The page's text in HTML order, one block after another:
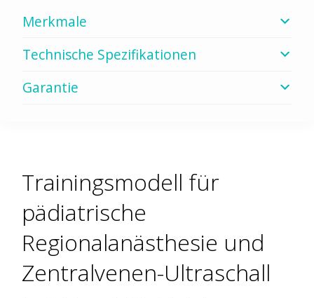
Merkmale
Technische Spezifikationen
Garantie
Trainingsmodell für
pädiatrische
Regionalanästhesie und
Zentralvenen-Ultraschall